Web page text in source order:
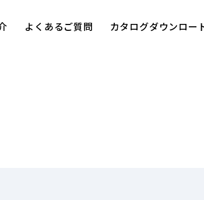
よくあるご質問 カタログダウンロー